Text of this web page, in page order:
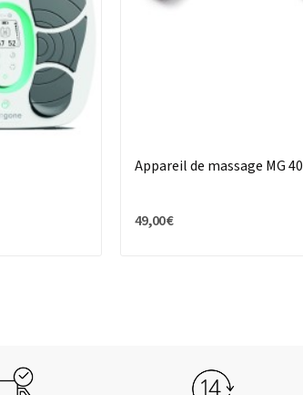
Appareil de massage MG 40
49,00 €